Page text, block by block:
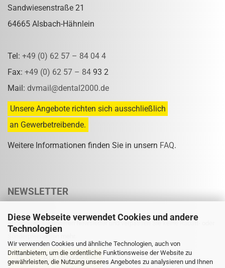
Diese Webseite verwendet Cookies und andere
Technologien
Wir verwenden Cookies und ähnliche Technologien, auch von
Drittanbietern, um die ordentliche Funktionsweise der Website zu
gewährleisten, die Nutzung unseres Angebotes zu analysieren und Ihnen
Sandwiesenstraße 21
64665 Alsbach-Hähnlein
Tel: +49 (0) 62 57 – 84 04 4
Fax: +49 (0) 62 57 – 84 93 2
Mail: dvmail@dental2000.de
Unsere Angebote richten sich ausschließlich
an Gewerbetreibende.
Weitere Informationen finden Sie in unsern FAQ.
NEWSLETTER
Abonnieren Sie unseren Newsletter und verpassen Sie keine Rabatt- oder
Sonderpreisaktion mehr.